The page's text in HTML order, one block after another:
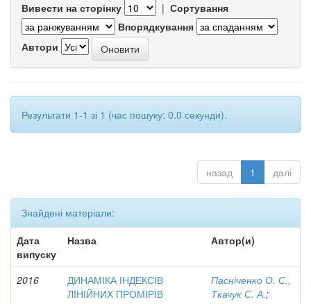
Вивести на сторінку | Сортування
Впорядкування
Автори
Результати 1-1 зі 1 (час пошуку: 0.0 секунди).
назад 1 далі
Знайдені матеріали:
Дата
випуску
Назва Автор(и)
2016
ДИНАМІКА ІНДЕКСІВ
ЛІНІЙНИХ ПРОМІРІВ
Пасніченко О. С.,
Ткачук С. А.;